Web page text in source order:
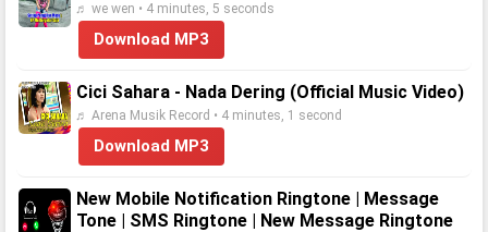
♬ we wen • 4 minutes, 5 seconds
Download MP3
Cici Sahara - Nada Dering (Official Music Video)
♬ Arena Musik Record • 4 minutes, 1 second
Download MP3
New Mobile Notification Ringtone | Message
Tone | SMS Ringtone | New Message Ringtone